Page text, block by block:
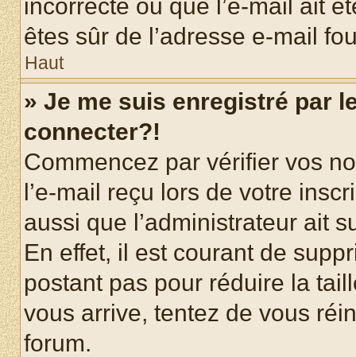
incorrecte ou que l’e-mail ait
êtes sûr de l’adresse e-mail
Haut
» Je me suis enregistré par
connecter?!
Commencez par vérifier vos
l’e-mail reçu lors de votre
aussi que l’administrateur ait
En effet, il est courant de
postant pas pour réduire la
vous arrive, tentez de vous
forum.